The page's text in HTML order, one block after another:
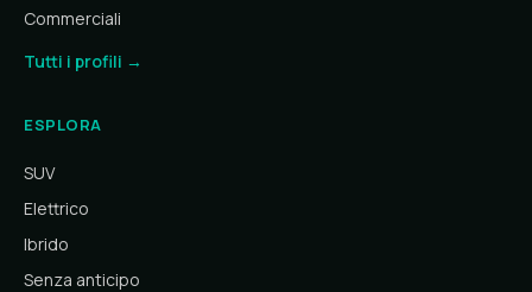
Commerciali
Tutti i profili →
ESPLORA
SUV
Elettrico
Ibrido
Senza anticipo